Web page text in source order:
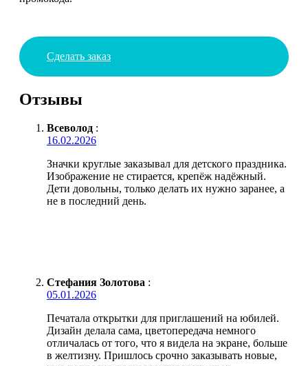
Сделать заказ
Отзывы
Всеволод :
16.02.2026
Значки круглые заказывал для детского праздника.
Изображение не стирается, крепёж надёжный.
Дети довольны, только делать их нужно заранее, а
не в последний день.
Стефания Золотова :
05.01.2026
Печатала открытки для приглашений на юбилей.
Дизайн делала сама, цветопередача немного
отличалась от того, что я видела на экране, больше
в желтизну. Пришлось срочно заказывать новые,